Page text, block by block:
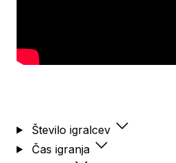
Število igralcev
Čas igranja